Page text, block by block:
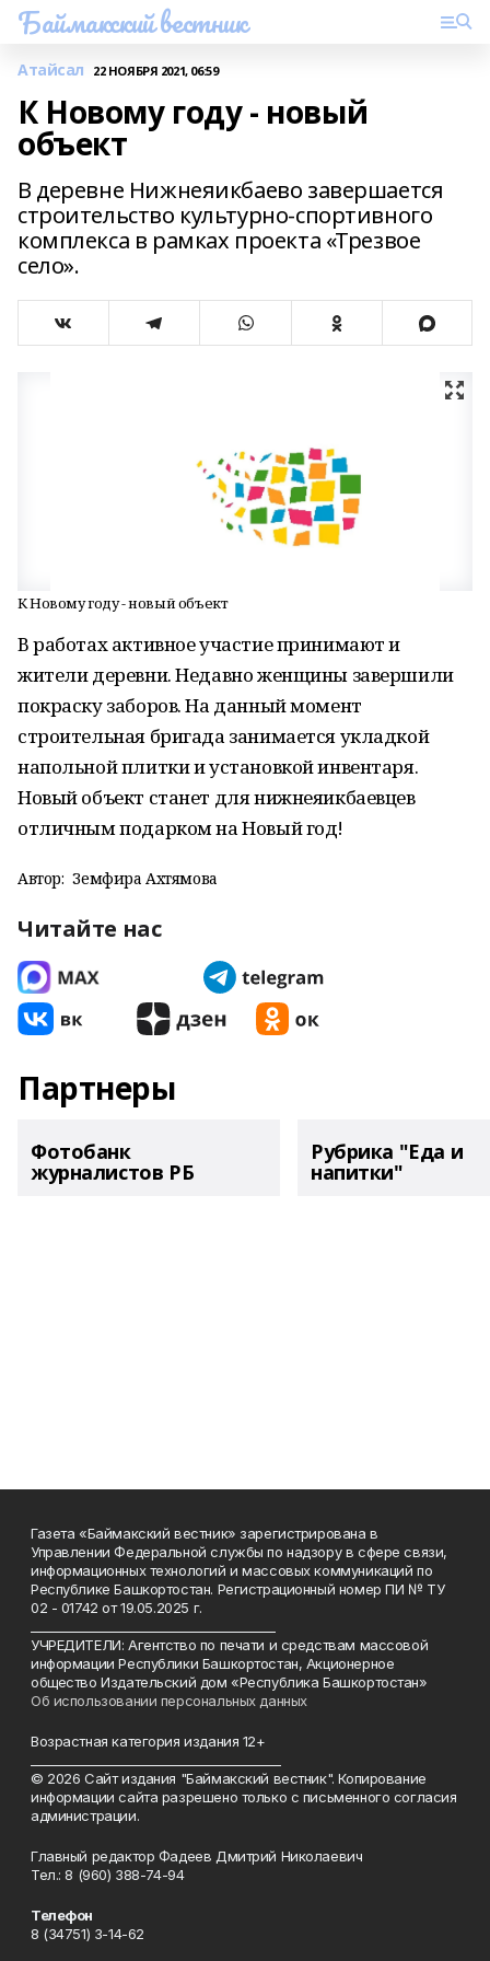
Баймакский вестник
Атайсал 22 НОЯБРЯ 2021, 06:59
К Новому году - новый
объект
В деревне Нижнеяикбаево завершается
строительство культурно-спортивного
комплекса в рамках проекта «Трезвое
село».
К Новому году - новый объект
В работах активное участие принимают и
жители деревни. Недавно женщины завершили
покраску заборов. На данный момент
строительная бригада занимается укладкой
напольной плитки и установкой инвентаря.
Новый объект станет для нижнеяикбаевцев
отличным подарком на Новый год!
Автор: Земфира Ахтямова
Читайте нас
Партнеры
Фотобанк
журналистов РБ
Рубрика "Еда и
напитки"
Газета «Баймакский вестник» зарегистрирована в
Управлении Федеральной службы по надзору в сфере связи,
информационных технологий и массовых коммуникаций по
Республике Башкортостан. Регистрационный номер ПИ № ТУ
02 - 01742 от 19.05.2025 г.
УЧРЕДИТЕЛИ: Агентство по печати и средствам массовой
информации Республики Башкортостан, Акционерное
общество Издательский дом «Республика Башкортостан»
Об использовании персональных данных
Возрастная категория издания 12+
© 2026 Сайт издания "Баймакский вестник". Копирование
информации сайта разрешено только с письменного согласия
администрации.
Главный редактор Фадеев Дмитрий Николаевич
Тел.: 8 (960) 388-74-94
Телефон
8 (34751) 3-14-62